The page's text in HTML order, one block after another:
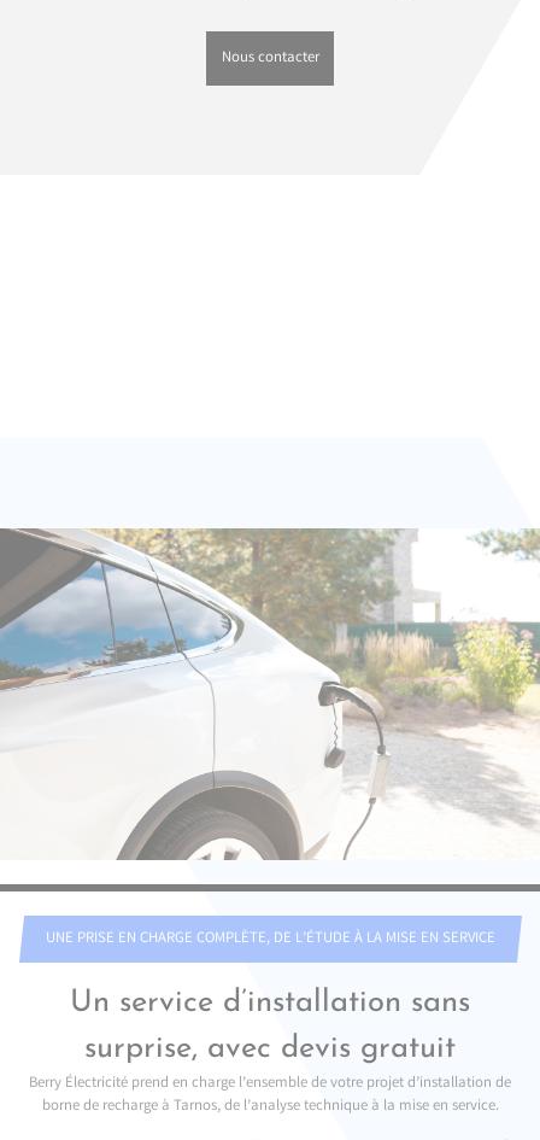
Nous contacter
UNE PRISE EN CHARGE COMPLÈTE, DE L’ÉTUDE À LA MISE EN SERVICE
Un service d’installation sans
surprise, avec devis gratuit
Berry Électricité prend en charge l’ensemble de votre projet d’installation de
borne de recharge à Tarnos, de l’analyse technique à la mise en service.